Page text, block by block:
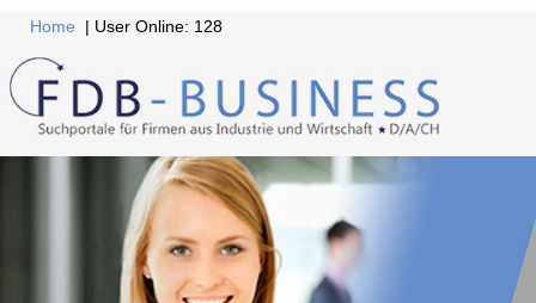
Home | User Online: 128